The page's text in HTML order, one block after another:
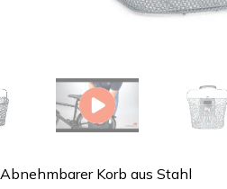
Abnehmbarer Korb aus Stahl